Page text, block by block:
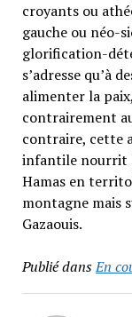
croyants ou
gauche ou néo-
glorification-
s’adresse qu’à
alimenter la paix,
contrairement
contraire, cette
infantile nourrit
Hamas en
montagne mais
Gazaouis.
Publié dansEn